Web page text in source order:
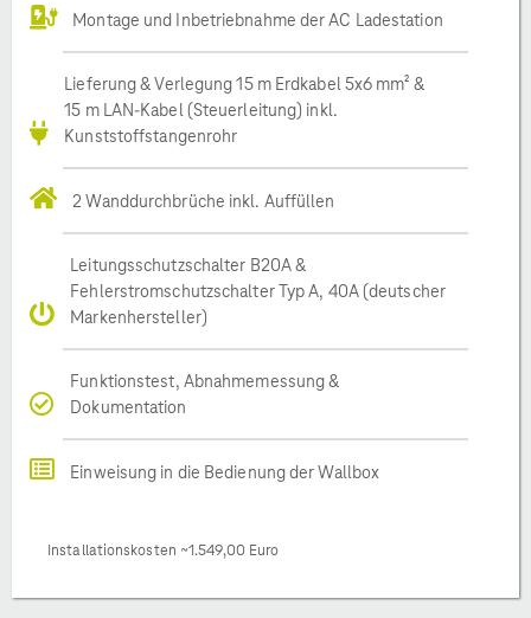
Montage und Inbetriebnahme der AC Ladestation
Lieferung & Verlegung 15 m Erdkabel 5x6 mm² &
15 m LAN-Kabel (Steuerleitung) inkl.
Kunststoffstangenrohr
2 Wanddurchbrüche inkl. Auffüllen
Leitungsschutzschalter B20A &
Fehlerstromschutzschalter Typ A, 40A (deutscher
Markenhersteller)
Funktionstest, Abnahmemessung &
Dokumentation
Einweisung in die Bedienung der Wallbox
Installationskosten ~1.549,00 Euro